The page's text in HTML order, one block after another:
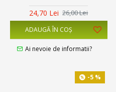
24,70 Lei 26,00 Lei
ADAUGĂ ÎN COŞ
Ai nevoie de informatii?
-5 %